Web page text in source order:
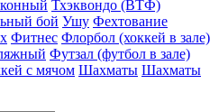
Тхэквондо (ВТФ)
бой Ушу Фехтование
Фитнес Флорбол (хоккей в зале)
Футзал (футбол в зале)
с мячом Шахматы Шахматы